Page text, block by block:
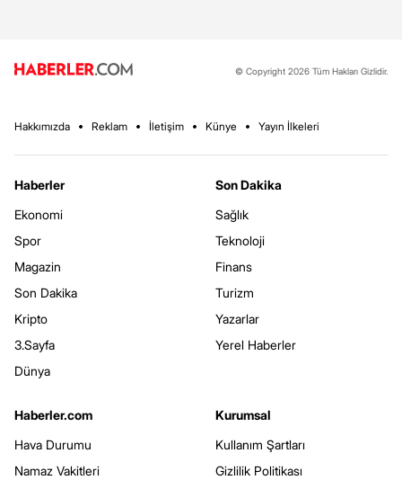
© Copyright 2026 Tüm Hakları Gizlidir.
Hakkımızda Reklam İletişim Künye Yayın İlkeleri
Haberler
Ekonomi
Spor
Magazin
Son Dakika
Kripto
3.Sayfa
Dünya
Son Dakika
Sağlık
Teknoloji
Finans
Turizm
Yazarlar
Yerel Haberler
Haberler.com
Hava Durumu
Namaz Vakitleri
Kurumsal
Kullanım Şartları
Gizlilik Politikası